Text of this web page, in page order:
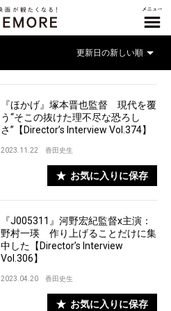
『ほかげ』塚本晋也監督 現代を覆
う“そこの抜けた理不尽な恐ろし
さ”【Director’s Interview Vol.374】
2023.11.22 香田史生
お気に入りに保存
『J005311』河野宏紀監督x主演：
野村一瑛 作り上げることだけに集
中した【Director’s Interview
Vol.306】
2023.04.20 香田史生
お気に入りに保存